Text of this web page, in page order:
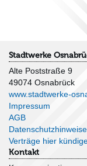
Stadtwerke
Alte Poststraße 9
49074 Osnabrück
www.stadtwerke-
Impressum
AGB
Datenschutzhinweise
Verträge hier
Kontakt